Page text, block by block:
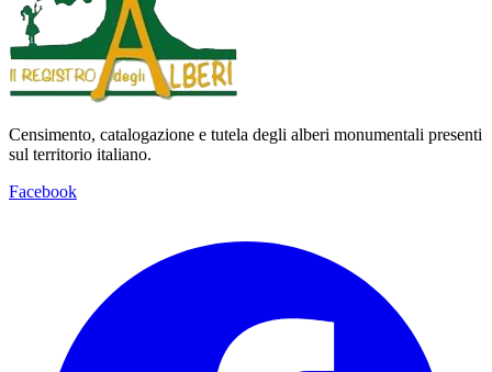
Censimento, catalogazione e tutela degli alberi monumentali presenti
sul territorio italiano.
Facebook